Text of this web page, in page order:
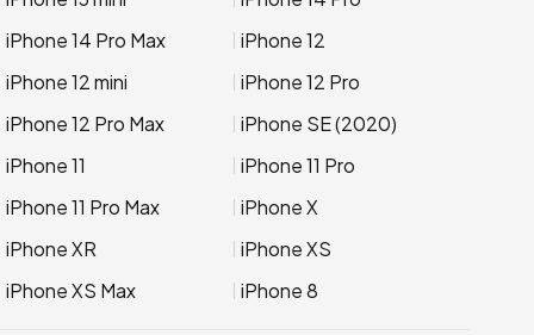
iPhone 14 Pro Max
iPhone 12
iPhone 12 mini
iPhone 12 Pro
iPhone 12 Pro Max
iPhone SE (2020)
iPhone 11
iPhone 11 Pro
iPhone 11 Pro Max
iPhone X
iPhone XR
iPhone XS
iPhone XS Max
iPhone 8